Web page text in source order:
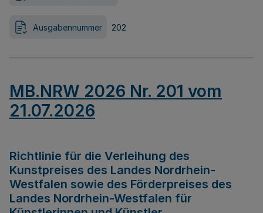
Ausgabennummer 202
MB.NRW 2026 Nr. 201 vom
21.07.2026
Richtlinie für die Verleihung des
Kunstpreises des Landes Nordrhein-
Westfalen sowie des Förderpreises des
Landes Nordrhein-Westfalen für